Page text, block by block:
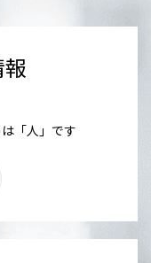
「人」です